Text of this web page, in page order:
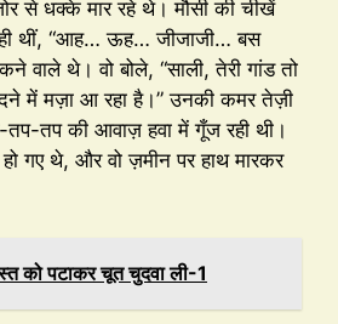
से धक्के मार रहे थे। मौसी की चीखें
थीं, “आह… ऊह… जीजाजी… बस
वाले थे। वो बोले, “साली, तेरी गांड तो
में मज़ा आ रहा है।” उनकी कमर तेज़ी
तप की आवाज़ हवा में गूँज रही थी।
गए थे, और वो ज़मीन पर हाथ मारकर
को पटाकर चूत चुदवा ली-1